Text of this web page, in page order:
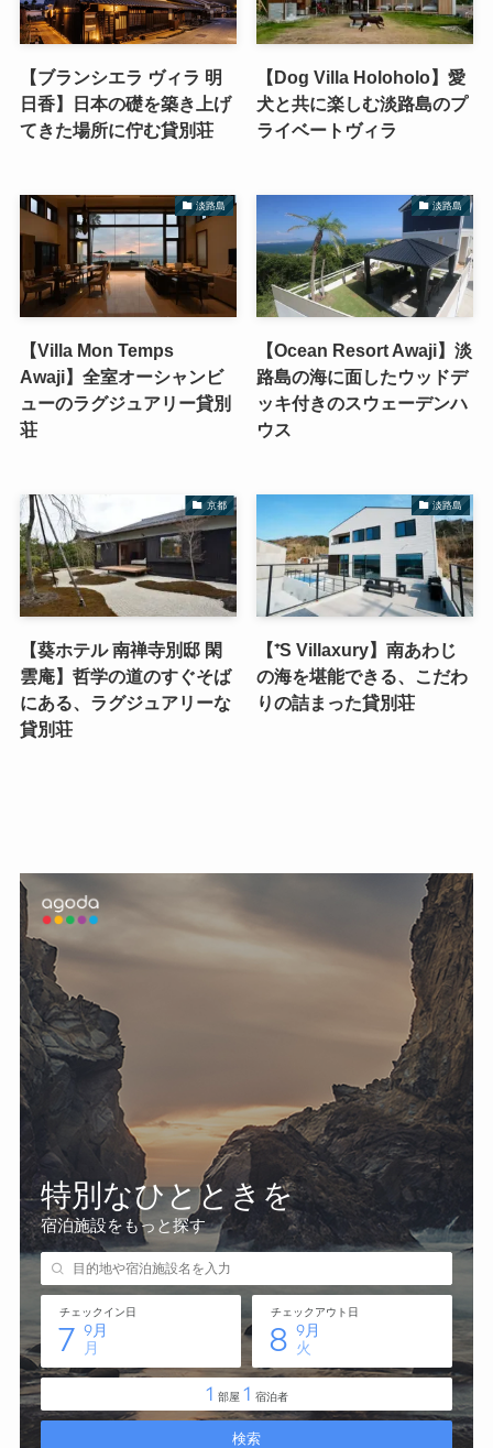
【ブランシエラ ヴィラ 明
日香】日本の礎を築き上げ
てきた場所に佇む貸別荘
【Dog Villa Holoholo】愛
犬と共に楽しむ淡路島のプ
ライベートヴィラ
淡路島
【Villa Mon Temps
Awaji】全室オーシャンビ
ューのラグジュアリー貸別
荘
淡路島
【Ocean Resort Awaji】淡
路島の海に面したウッドデ
ッキ付きのスウェーデンハ
ウス
京都
【葵ホテル 南禅寺別邸 閑
雲庵】哲学の道のすぐそば
にある、ラグジュアリーな
貸別荘
淡路島
【⁺S Villaxury】南あわじ
の海を堪能できる、こだわ
りの詰まった貸別荘